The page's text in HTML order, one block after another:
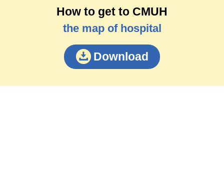
How to get to CMUH
the map of hospital
Download